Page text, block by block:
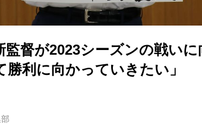
監督が2023シーズンの戦いに
勝利に向かっていきたい」